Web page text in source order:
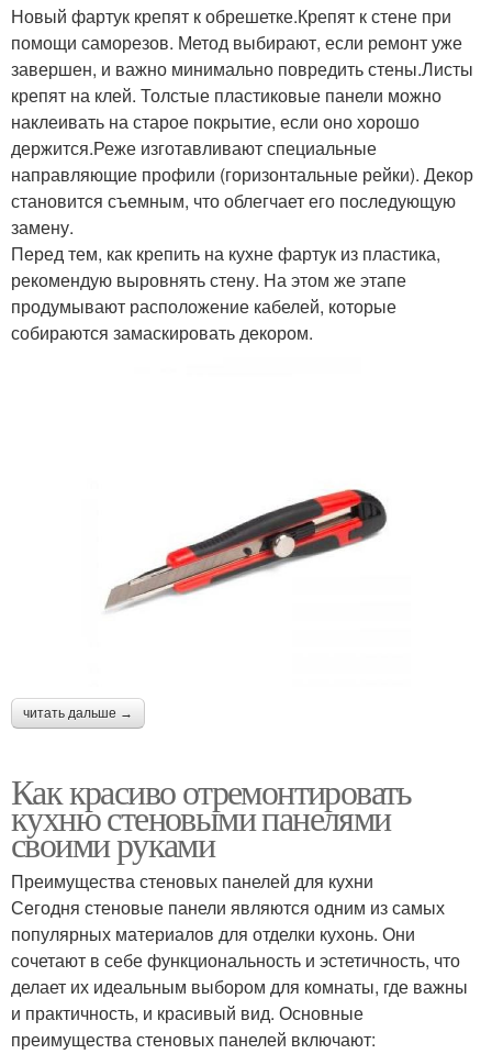
Новый фартук крепят к обрешетке.Крепят к стене при
помощи саморезов. Метод выбирают, если ремонт уже
завершен, и важно минимально повредить стены.Листы
крепят на клей. Толстые пластиковые панели можно
наклеивать на старое покрытие, если оно хорошо
держится.Реже изготавливают специальные
направляющие профили (горизонтальные рейки). Декор
становится съемным, что облегчает его последующую
замену.
Перед тем, как крепить на кухне фартук из пластика,
рекомендую выровнять стену. На этом же этапе
продумывают расположение кабелей, которые
собираются замаскировать декором.
читать дальше →
Как красиво отремонтировать
кухню стеновыми панелями
своими руками
Преимущества стеновых панелей для кухни
Сегодня стеновые панели являются одним из самых
популярных материалов для отделки кухонь. Они
сочетают в себе функциональность и эстетичность, что
делает их идеальным выбором для комнаты, где важны
и практичность, и красивый вид. Основные
преимущества стеновых панелей включают: